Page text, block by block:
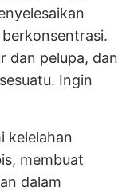
dan pelupa, dan
Ingin
kelelahan
membuat
dalam